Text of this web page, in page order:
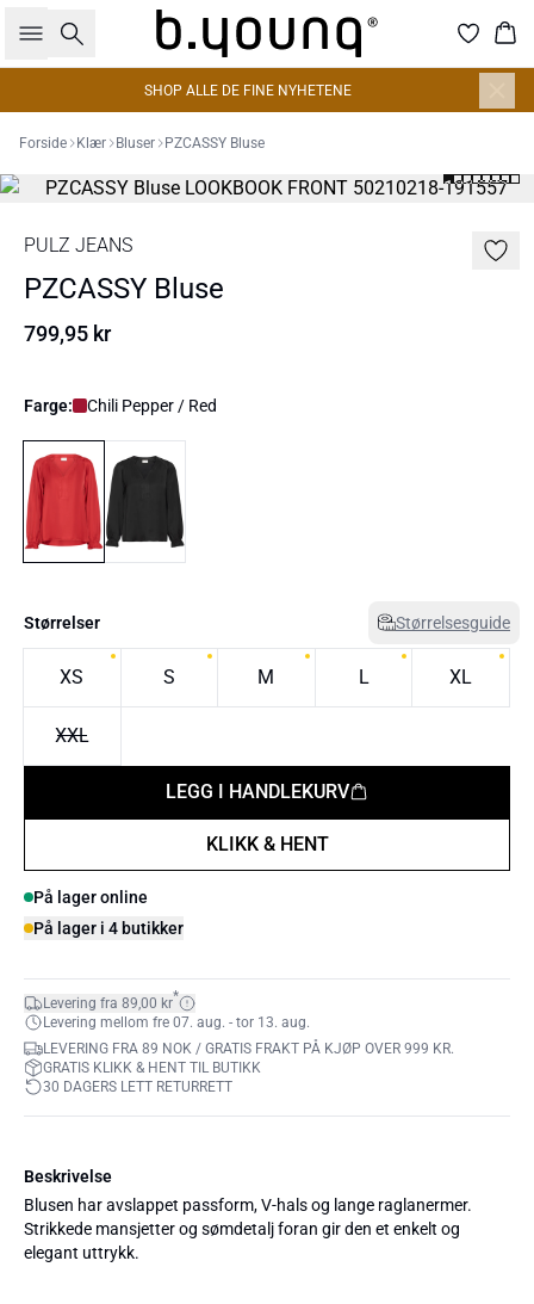
Søk
SHOP ALLE DE FINE NYHETENE
Forside Klær Bluser PZCASSY Bluse
PULZ JEANS
PZCASSY Bluse
799,95 kr
Farge: Chili Pepper / Red
Størrelser Størrelsesguide
XS S M L XL
XXL
KLIKK & HENT
LEGG I HANDLEKURV
På lager online
På lager i 4 butikker
Levering fra 89,00 kr*
Levering mellom fre 07. aug. - tor 13. aug.
LEVERING FRA 89 NOK / GRATIS FRAKT PÅ KJØP OVER 999 KR.
GRATIS KLIKK & HENT TIL BUTIKK
30 DAGERS LETT RETURRETT
Beskrivelse
Blusen har avslappet passform, V-hals og lange raglanermer.
Strikkede mansjetter og sømdetalj foran gir den et enkelt og
elegant uttrykk.